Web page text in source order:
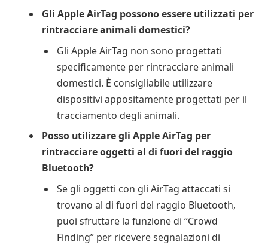
Gli Apple AirTag possono essere utilizzati per
rintracciare animali domestici?
Gli Apple AirTag non sono progettati
specificamente per rintracciare animali
domestici. È consigliabile utilizzare
dispositivi appositamente progettati per il
tracciamento degli animali.
Posso utilizzare gli Apple AirTag per
rintracciare oggetti al di fuori del raggio
Bluetooth?
Se gli oggetti con gli AirTag attaccati si
trovano al di fuori del raggio Bluetooth,
puoi sfruttare la funzione di “Crowd
Finding” per ricevere segnalazioni di